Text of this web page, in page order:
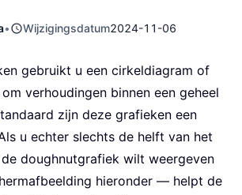
• Wijzigingsdatum2024-11-06
gebruikt u een cirkeldiagram of
verhoudingen binnen een geheel
zijn deze grafieken een
u echter slechts de helft van het
doughnutgrafiek wilt weergeven
hieronder — helpt de